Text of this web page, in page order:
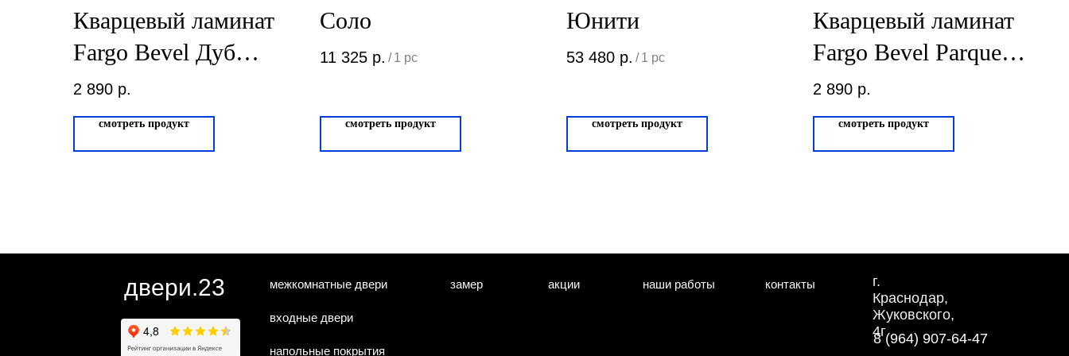
Кварцевый ламинат
Fargo Bevel Дуб
Неаполь 50-5003-4
2 890 р.
смотреть продукт
Соло
11 325 р. / 1 pc
смотреть продукт
Юнити
53 480 р. / 1 pc
смотреть продукт
Кварцевый ламинат
Fargo Bevel Parquet
Дуб Гавана 33-653-
27
2 890 р.
смотреть продукт
двери.23
напольные покрытия
межкомнатные двери
входные двери
замер акции наши работы контакты
г.
Краснодар,
Жуковского,
4г
8 (964) 907-64-47